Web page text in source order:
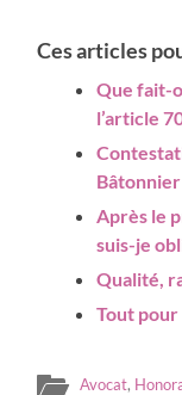
Ces articles
Que fait-
l’article
Bâtonnier
Après le
suis-je
Qualité,
Tout
Avocat,